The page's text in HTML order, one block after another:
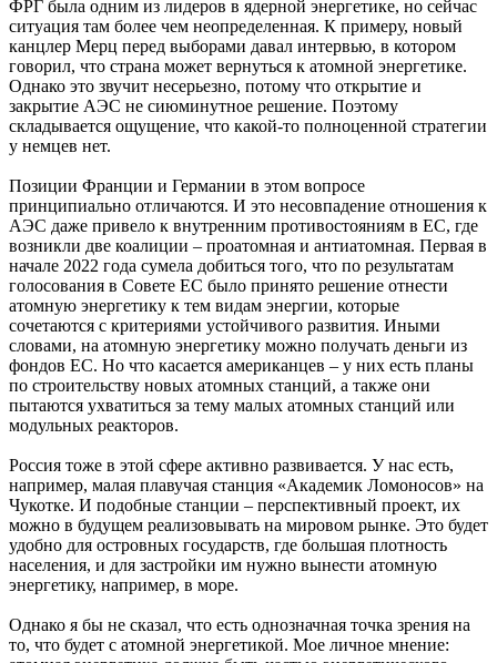
ФРГ была одним из лидеров в ядерной энергетике, но сейчас
ситуация там более чем неопределенная. К примеру, новый
канцлер Мерц перед выборами давал интервью, в котором
говорил, что страна может вернуться к атомной энергетике.
Однако это звучит несерьезно, потому что открытие и
закрытие АЭС не сиюминутное решение. Поэтому
складывается ощущение, что какой-то полноценной стратегии
у немцев нет.
Позиции Франции и Германии в этом вопросе
принципиально отличаются. И это несовпадение отношения к
АЭС даже привело к внутренним противостояниям в ЕС, где
возникли две коалиции – проатомная и антиатомная. Первая в
начале 2022 года сумела добиться того, что по результатам
голосования в Совете ЕС было принято решение отнести
атомную энергетику к тем видам энергии, которые
сочетаются с критериями устойчивого развития. Иными
словами, на атомную энергетику можно получать деньги из
фондов ЕС. Но что касается американцев – у них есть планы
по строительству новых атомных станций, а также они
пытаются ухватиться за тему малых атомных станций или
модульных реакторов.
Россия тоже в этой сфере активно развивается. У нас есть,
например, малая плавучая станция «Академик Ломоносов» на
Чукотке. И подобные станции – перспективный проект, их
можно в будущем реализовывать на мировом рынке. Это будет
удобно для островных государств, где большая плотность
населения, и для застройки им нужно вынести атомную
энергетику, например, в море.
Однако я бы не сказал, что есть однозначная точка зрения на
то, что будет с атомной энергетикой. Мое личное мнение: